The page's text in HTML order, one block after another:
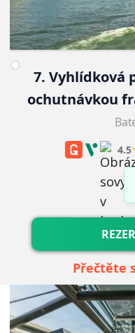
7. Vyhlídková
ochutnávkou
4.5
Přečtěte